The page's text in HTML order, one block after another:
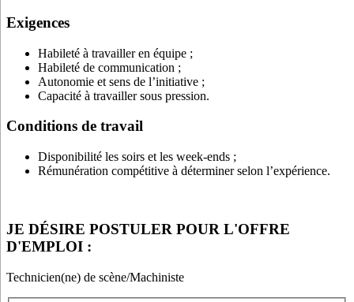
Exigences
Habileté à travailler en équipe ;
Habileté de communication ;
Autonomie et sens de l’initiative ;
Capacité à travailler sous pression.
Conditions de travail
Disponibilité les soirs et les week-ends ;
Rémunération compétitive à déterminer selon l’expérience.
JE DÉSIRE POSTULER POUR L'OFFRE
D'EMPLOI :
Technicien(ne) de scène/Machiniste